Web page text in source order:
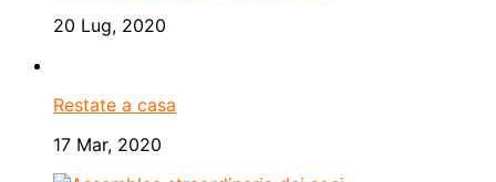
20 Lug, 2020
Restate a casa
17 Mar, 2020